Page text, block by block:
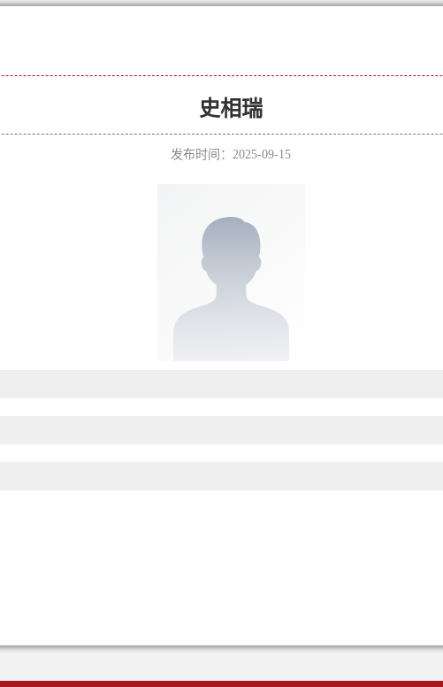
史相瑞
发布时间：2025-09-15